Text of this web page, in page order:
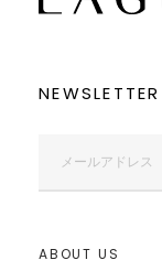
NEWSLETTER
ABOUT US